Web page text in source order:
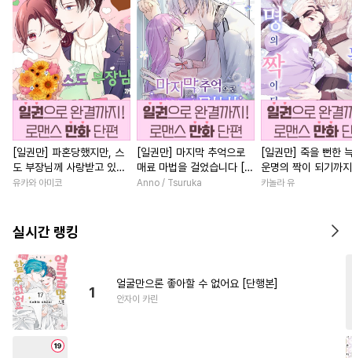
[일권만] 파혼당했지만, 스
도 부장님께 사랑받고 있습
니다 [단행본]
유카와 아미코
[일권만] 마지막 추억으로
매료 마법을 걸었습니다 [단
행본]
Anno / Tsuruka
[일권만] 죽을 뻔한
운명의 짝이 되기까
본]
카놀라 유
실시간 랭킹
1
얼굴만으론 좋아할 수 없어요 [단행본]
안자이 카린